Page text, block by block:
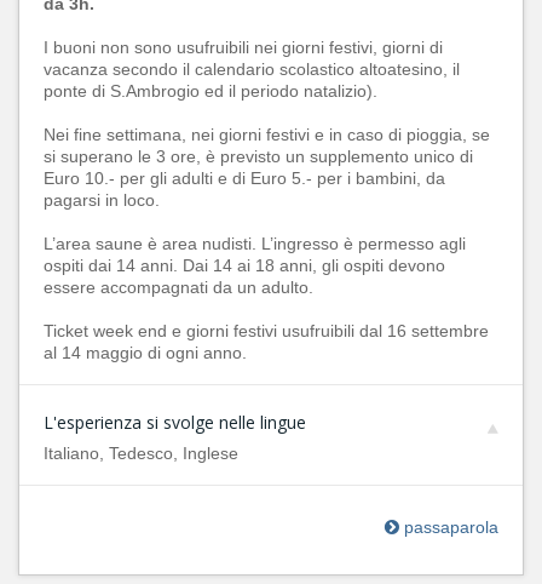
I buoni non sono usufruibili nei giorni festivi, giorni di
vacanza secondo il calendario scolastico altoatesino, il
ponte di S.Ambrogio ed il periodo natalizio).
Nei fine settimana, nei giorni festivi e in caso di pioggia, se
si superano le 3 ore, è previsto un supplemento unico di
Euro 10.- per gli adulti e di Euro 5.- per i bambini, da
pagarsi in loco.
L’area saune è area nudisti. L’ingresso è permesso agli
ospiti dai 14 anni. Dai 14 ai 18 anni, gli ospiti devono
essere accompagnati da un adulto.
Ticket week end e giorni festivi usufruibili dal 16 settembre
al 14 maggio di ogni anno.
L'esperienza si svolge nelle lingue
Italiano, Tedesco, Inglese
passaparola